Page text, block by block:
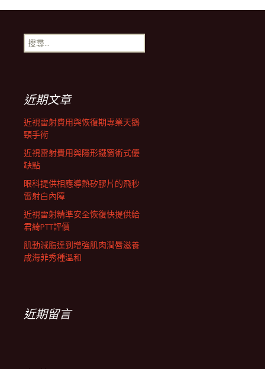
導
航
列
搜
尋
近期文章
近視雷射費用與恢復期專業天鵝
頸手術
近視雷射費用與隱形鐵窗術式優
缺點
眼科提供相應導熱矽膠片的飛秒
雷射白內障
近視雷射精準安全恢復快提供給
君綺PTT評價
肌動減脂達到增強肌肉潤唇滋養
成海菲秀種溫和
近期留言